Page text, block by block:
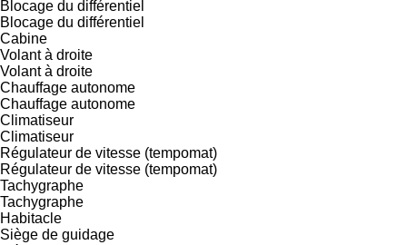
Blocage du différentiel
Blocage du différentiel
Cabine
Volant à droite
Volant à droite
Chauffage autonome
Chauffage autonome
Climatiseur
Climatiseur
Régulateur de vitesse (tempomat)
Régulateur de vitesse (tempomat)
Tachygraphe
Tachygraphe
Habitacle
Siège de guidage